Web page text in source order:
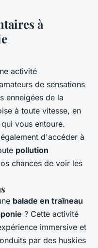
à
activité
de sensations
enneigées de la
à toute vitesse, en
vous entoure.
d'accéder à
pollution
chances de voir les
balade en traîneau
? Cette activité
immersive et
par des huskies